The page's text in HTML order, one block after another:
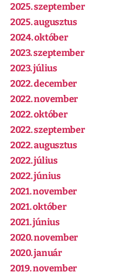
2025. szeptember
2025. augusztus
2024. október
2023. szeptember
2023. július
2022. december
2022. november
2022. október
2022. szeptember
2022. augusztus
2022. július
2022. június
2021. november
2021. október
2021. június
2020. november
2020. január
2019. november